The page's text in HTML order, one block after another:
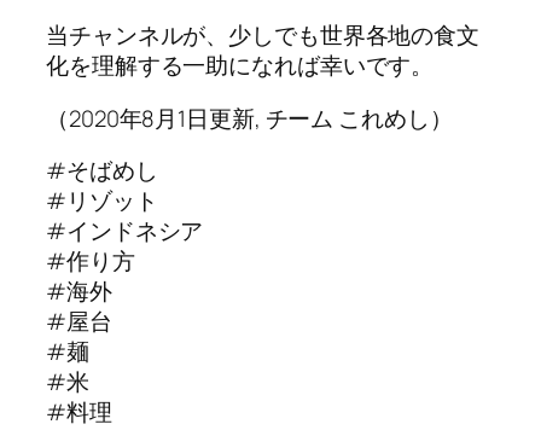
当チャンネルが、少しでも世界各地の食文
化を理解する一助になれば幸いです。
（2020年8月1日更新, チーム これめし）
#そばめし
#リゾット
#インドネシア
#作り方
#海外
#屋台
#麺
#米
#料理